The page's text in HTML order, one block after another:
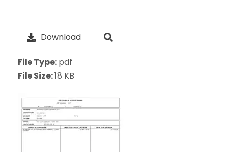
Download
File Type:pdf
File Size:18 KB